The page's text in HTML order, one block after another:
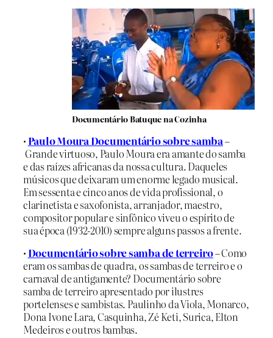
Documentário Batuque na Cozinha
• Paulo Moura Documentário sobre samba–
Grande virtuoso, Paulo Moura era amante do samba
e das raízes africanas da nossa cultura. Daqueles
músicos que deixaram um enorme legado musical.
Em sessenta e cinco anos de vida profissional, o
clarinetista e saxofonista, arranjador, maestro,
compositor popular e sinfônico viveu o espírito de
sua época (1932-2010) sempre alguns passos a frente.
• Documentário sobre samba de terreiro– Como
eram os sambas de quadra, os sambas de terreiro e o
carnaval de antigamente? Documentário sobre
samba de terreiro apresentado por ilustres
portelenses e sambistas. Paulinho da Viola, Monarco,
Dona Ivone Lara, Casquinha, Zé Keti, Surica, Elton
Medeiros e outros bambas.